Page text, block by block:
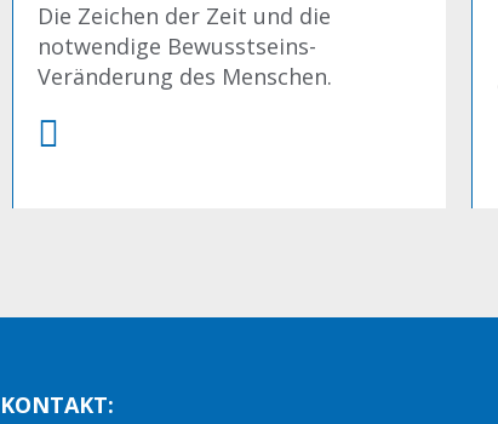
Die Zeichen der Zeit und die
notwendige Bewusstseins-
Veränderung des Menschen.
KONTAKT: